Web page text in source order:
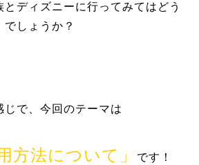
ディズニーに行ってみてはどう
でしょうか？
じで、今回のテーマは
方法について」 です！